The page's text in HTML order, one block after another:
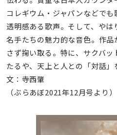
コレギウム・ジャパンなどで
透明感ある歌声。そして、や
名手たちの魅力的な音色。作
さず掬い取る。特に、サクバ
たるや、天上と人との「対話」
文：寺西肇
（ぶらあぼ2021年12月号より）